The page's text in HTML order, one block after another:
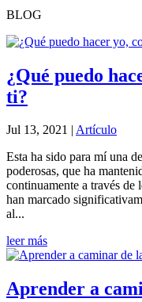
BLOG
¿Qué puedo
ti?
Jul 13, 2021 | Artículo
Esta ha sido para mí una
poderosas, que ha
continuamente a través de
han marcado
al...
leer más
Aprender a